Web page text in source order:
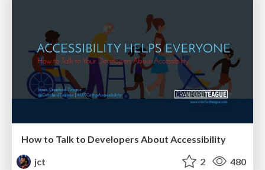
How to Talk to Developers About Accessibility
jct
2 480